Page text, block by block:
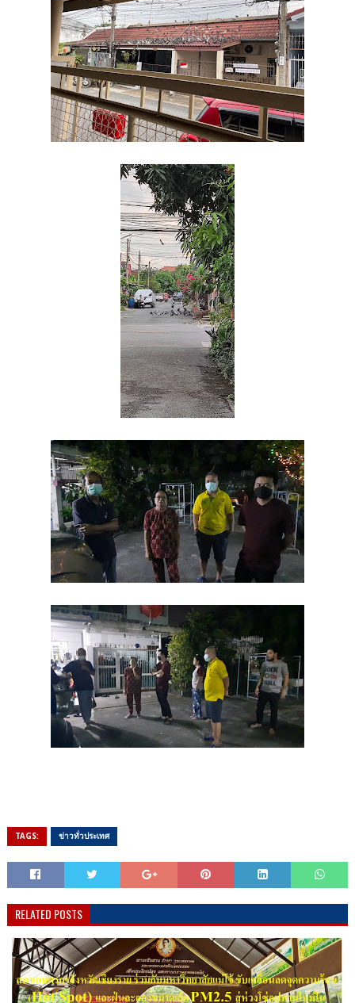
TAGS: ข่าวทั่วประเทศ
RELATED POSTS